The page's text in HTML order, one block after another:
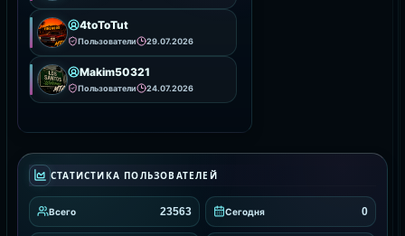
4toToTut
Пользователи 29.07.2026
Makim50321
Пользователи 24.07.2026
СТАТИСТИКА ПОЛЬЗОВАТЕЛЕЙ
Всего 23563 Сегодня 0